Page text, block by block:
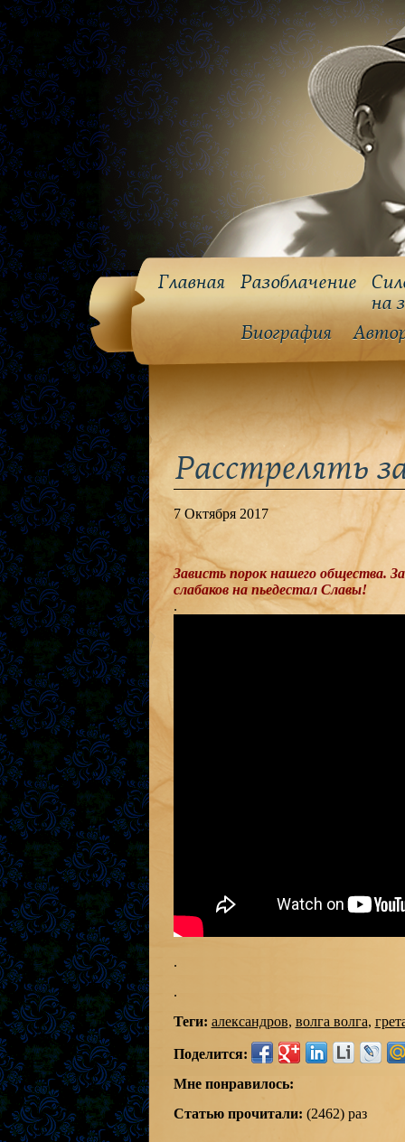
Главная Разоблачение
на
Биография
Расстрелять
7 Октября 2017
Зависть порок нашего общества.
слабаков на пьедестал Славы!
.
.
.
Теги: александров, волга волга,
Поделится:
Мне понравилось:
Статью прочитали: (2462) раз